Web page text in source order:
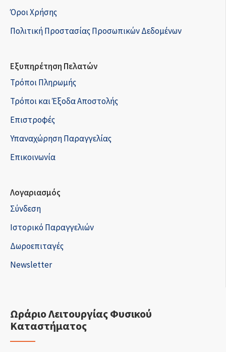
Όροι Χρήσης
Πολιτική Προστασίας Προσωπικών Δεδομένων
Εξυπηρέτηση Πελατών
Τρόποι Πληρωμής
Τρόποι και Έξοδα Αποστολής
Επιστροφές
Υπαναχώρηση Παραγγελίας
Επικοινωνία
Λογαριασμός
Σύνδεση
Ιστορικό Παραγγελιών
Δωροεπιταγές
Newsletter
Ωράριο Λειτουργίας Φυσικού
Καταστήματος